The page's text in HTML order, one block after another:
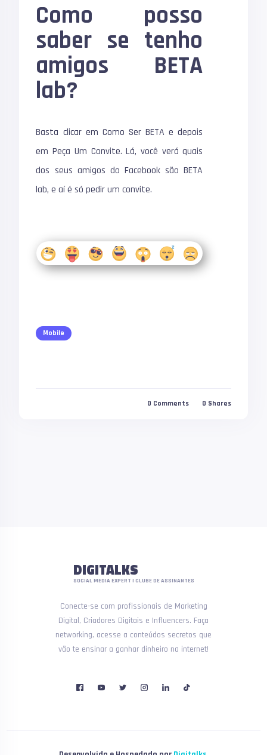
Como posso
saber se tenho
amigos BETA
lab?
Basta clicar em Como Ser BETA e depois
em Peça Um Convite. Lá, você verá quais
dos seus amigos do Facebook são BETA
lab, e aí é só pedir um convite.
Mobile
0 Comments 0 Shares
DIGITALKS
SOCIAL MEDIA EXPERT | CLUBE DE ASSINANTES
Conecte-se com profissionais de Marketing
Digital, Criadores Digitais e Influencers. Faça
networking, acesse a conteúdos secretos que
vão te ensinar a ganhar dinheiro na internet!